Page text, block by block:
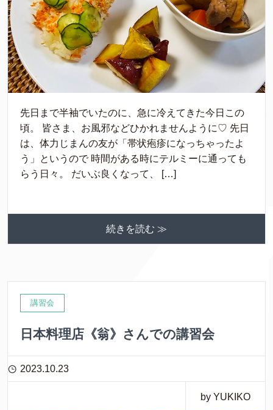
先日まで半袖でいたのに、急に冷えてきた今日この
頃。 皆さま、お風邪などひかれませんように♡ 先日
は、体力じまんの友が「帯状疱疹になっちゃったよ
う」というので 時間がある時にテルミーに通っても
らう日々。 だいぶ良くなって、 […]
続きを読む ≫
講習会
日本料理店《翁》さんでの講習会
2023.10.23
by YUKIKO